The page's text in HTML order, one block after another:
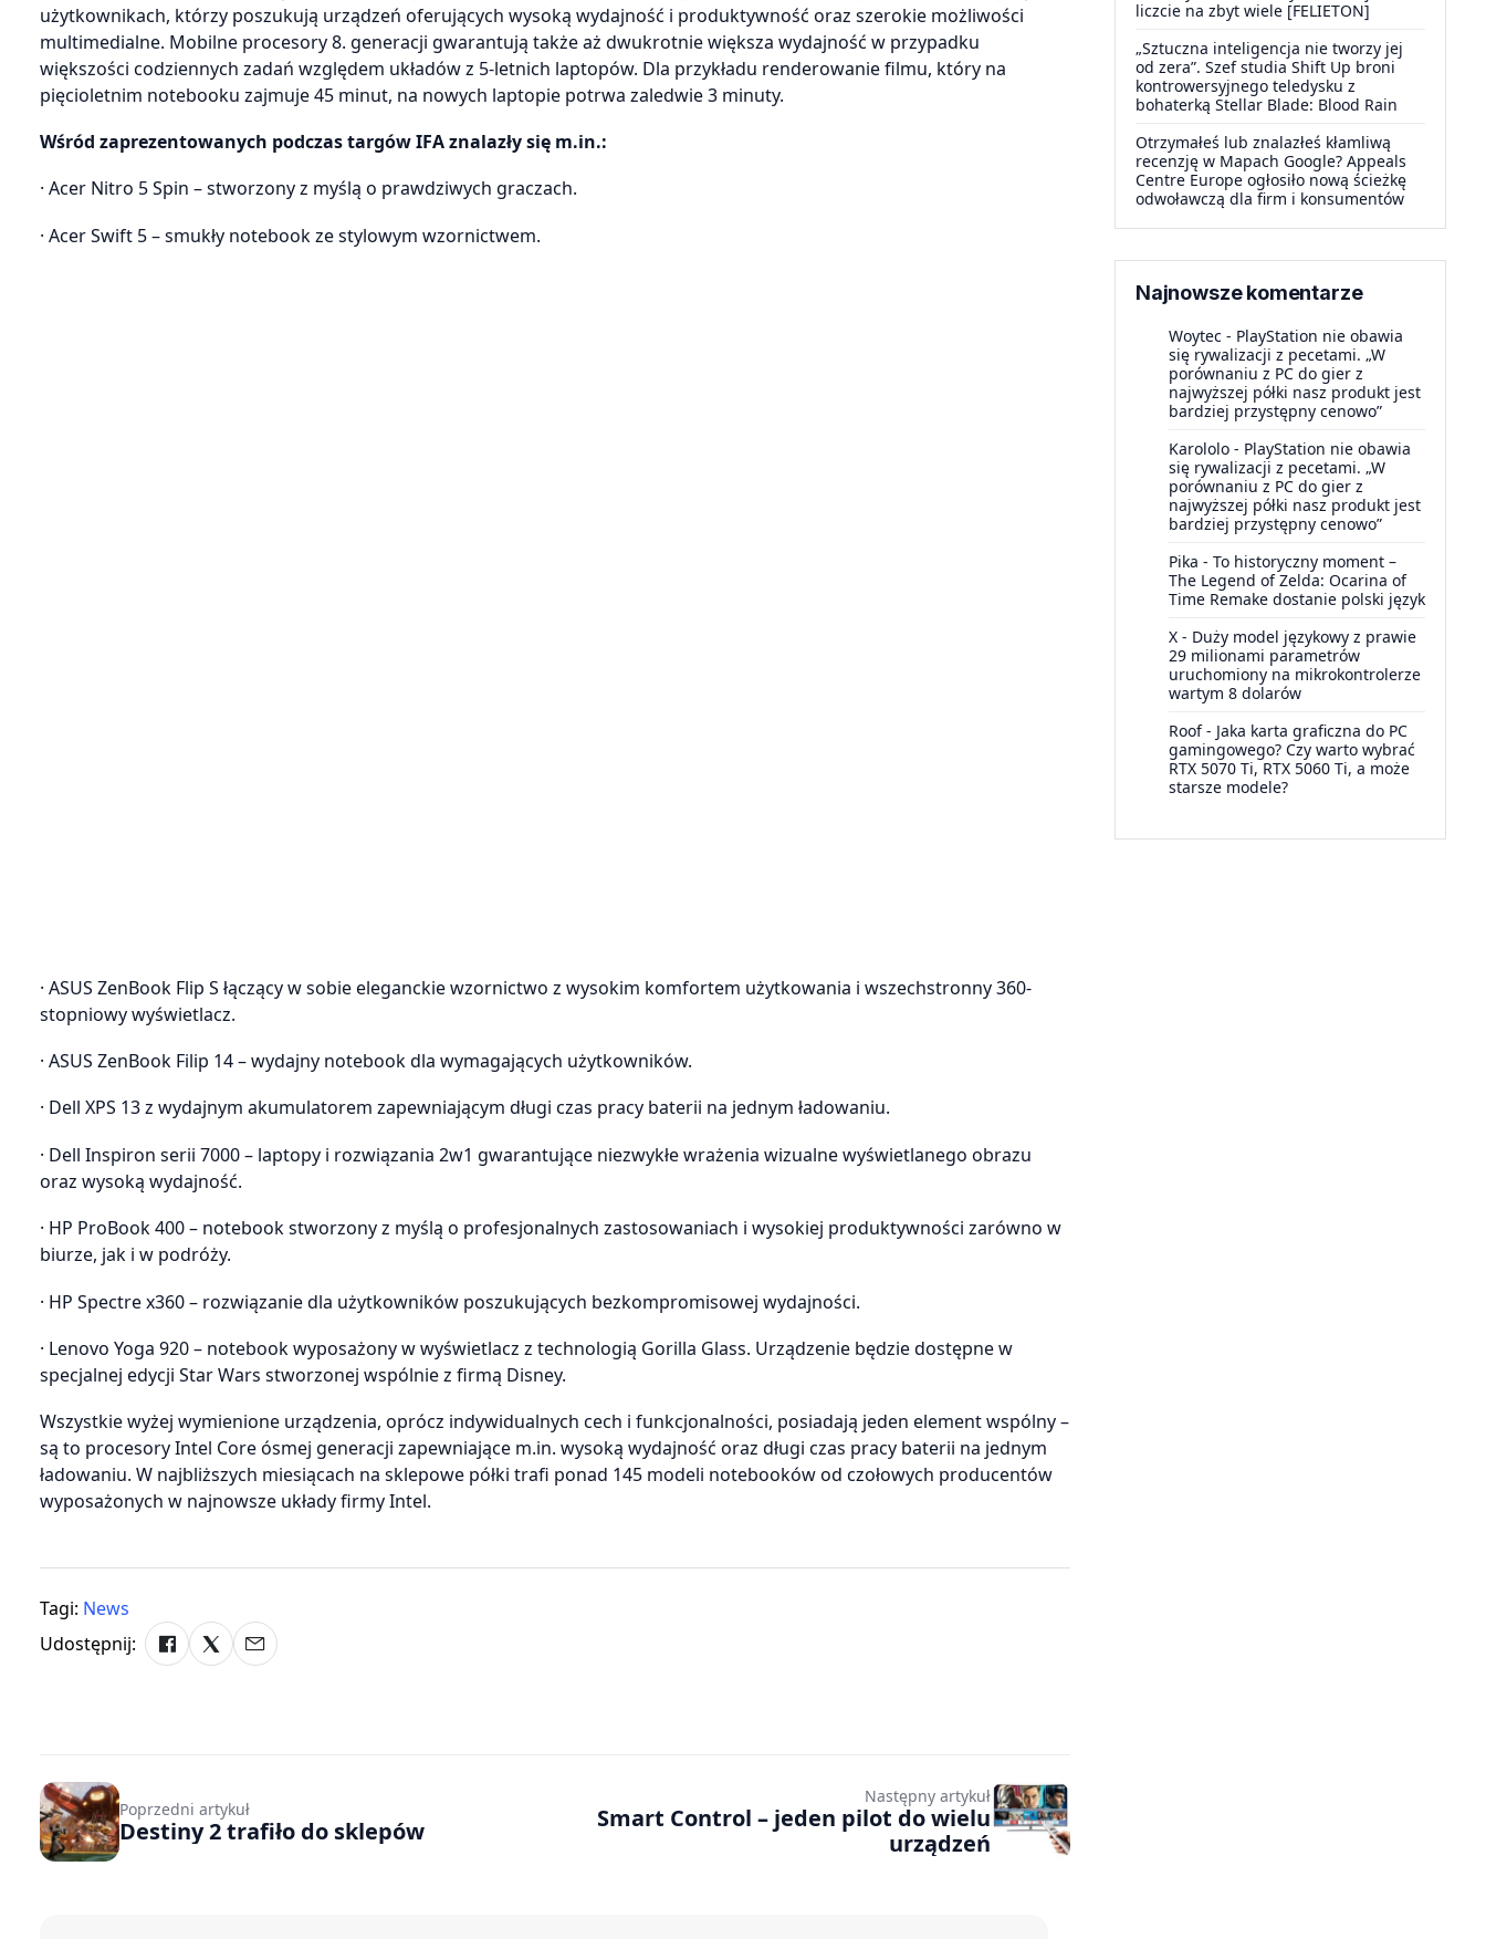
użytkownikach, którzy poszukują urządzeń oferujących wysoką wydajność i produktywność oraz szerokie możliwości
multimedialne. Mobilne procesory 8. generacji gwarantują także aż dwukrotnie większa wydajność w przypadku
większości codziennych zadań względem układów z 5-letnich laptopów. Dla przykładu renderowanie filmu, który na
pięcioletnim notebooku zajmuje 45 minut, na nowych laptopie potrwa zaledwie 3 minuty.
Wśród zaprezentowanych podczas targów IFA znalazły się m.in.:
· Acer Nitro 5 Spin – stworzony z myślą o prawdziwych graczach.
· Acer Swift 5 – smukły notebook ze stylowym wzornictwem.
· ASUS ZenBook Flip S łączący w sobie eleganckie wzornictwo z wysokim komfortem użytkowania i wszechstronny 360-
stopniowy wyświetlacz.
· ASUS ZenBook Filip 14 – wydajny notebook dla wymagających użytkowników.
· Dell XPS 13 z wydajnym akumulatorem zapewniającym długi czas pracy baterii na jednym ładowaniu.
· Dell Inspiron serii 7000 – laptopy i rozwiązania 2w1 gwarantujące niezwykłe wrażenia wizualne wyświetlanego obrazu
oraz wysoką wydajność.
· HP ProBook 400 – notebook stworzony z myślą o profesjonalnych zastosowaniach i wysokiej produktywności zarówno w
biurze, jak i w podróży.
· HP Spectre x360 – rozwiązanie dla użytkowników poszukujących bezkompromisowej wydajności.
· Lenovo Yoga 920 – notebook wyposażony w wyświetlacz z technologią Gorilla Glass. Urządzenie będzie dostępne w
specjalnej edycji Star Wars stworzonej wspólnie z firmą Disney.
Wszystkie wyżej wymienione urządzenia, oprócz indywidualnych cech i funkcjonalności, posiadają jeden element wspólny –
są to procesory Intel Core ósmej generacji zapewniające m.in. wysoką wydajność oraz długi czas pracy baterii na jednym
ładowaniu. W najbliższych miesiącach na sklepowe półki trafi ponad 145 modeli notebooków od czołowych producentów
wyposażonych w najnowsze układy firmy Intel.
Tagi: News
Udostępnij:
liczcie na zbyt wiele [FELIETON]
„Sztuczna inteligencja nie tworzy jej
od zera”. Szef studia Shift Up broni
kontrowersyjnego teledysku z
bohaterką Stellar Blade: Blood Rain
Otrzymałeś lub znalazłeś kłamliwą
recenzję w Mapach Google? Appeals
Centre Europe ogłosiło nową ścieżkę
odwoławczą dla firm i konsumentów
Najnowsze komentarze
Woytec - PlayStation nie obawia
się rywalizacji z pecetami. „W
porównaniu z PC do gier z
najwyższej półki nasz produkt jest
bardziej przystępny cenowo”
Karololo - PlayStation nie obawia
się rywalizacji z pecetami. „W
porównaniu z PC do gier z
najwyższej półki nasz produkt jest
bardziej przystępny cenowo”
Pika - To historyczny moment –
The Legend of Zelda: Ocarina of
Time Remake dostanie polski język
X - Duży model językowy z prawie
29 milionami parametrów
uruchomiony na mikrokontrolerze
wartym 8 dolarów
Roof- Jaka karta graficzna do PC
gamingowego? Czy warto wybrać
RTX 5070 Ti, RTX 5060 Ti, a może
starsze modele?
Poprzedni artykuł
Destiny 2 trafiło do sklepów
Następny artykuł
Smart Control – jeden pilot do wielu
urządzeń